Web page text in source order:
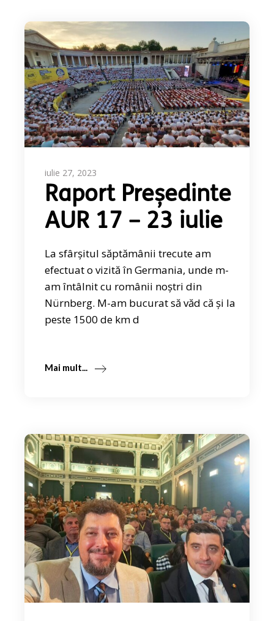
iulie 27, 2023
Raport Președinte
AUR 17 – 23 iulie
La sfârșitul săptămânii trecute am
efectuat o vizită în Germania, unde m-
am întâlnit cu românii noștri din
Nürnberg. M-am bucurat să văd că și la
peste 1500 de km d
Mai mult...